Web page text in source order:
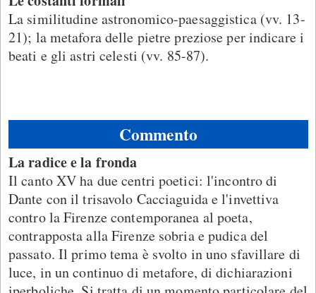
La similitudine astronomico-paesaggistica (vv. 13-
21); la metafora delle pietre preziose per indicare i
beati e gli astri celesti (vv. 85-87).
Commento
La radice e la fronda
Il canto XV ha due centri poetici: l'incontro di
Dante con il trisavolo Cacciaguida e l'invettiva
contro la Firenze contemporanea al poeta,
contrapposta alla Firenze sobria e pudica del
passato. Il primo tema è svolto in uno sfavillare di
luce, in un continuo di metafore, di dichiarazioni